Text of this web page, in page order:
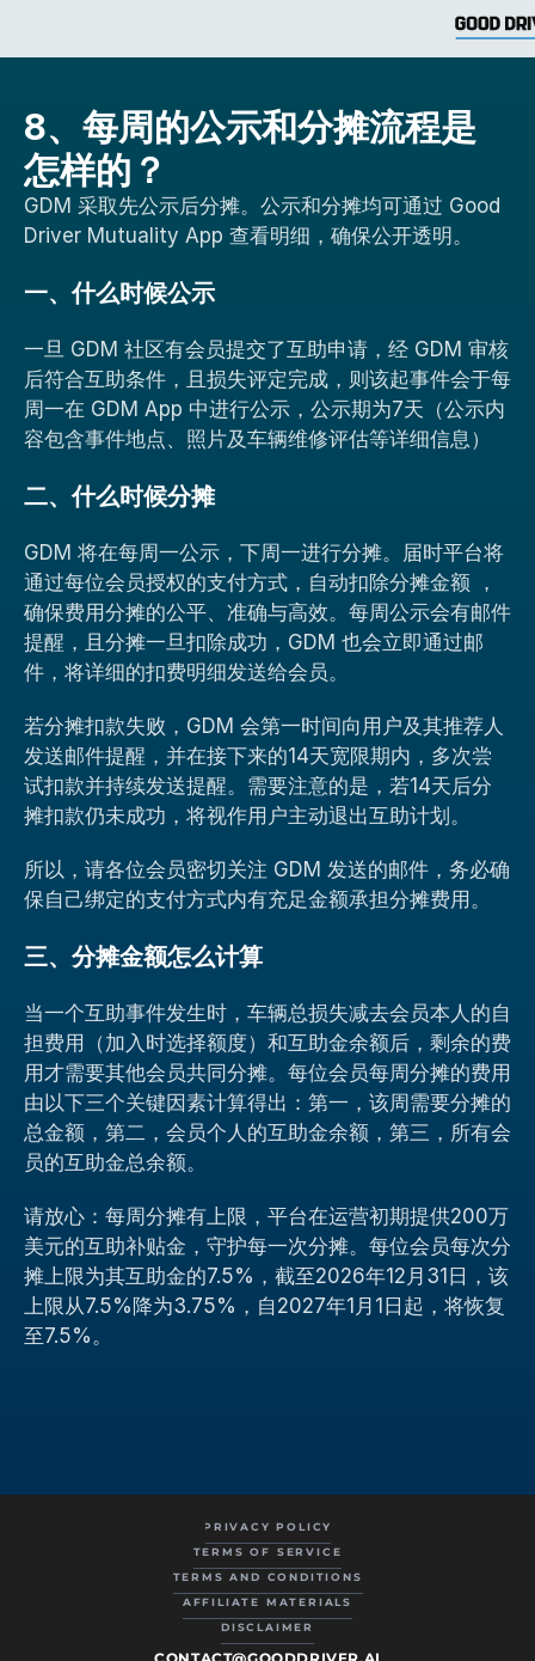
8、每周的公示和分摊流程是
怎样的？
GDM 采取先公示后分摊。公示和分摊均可通过 Good
Driver Mutuality App 查看明细，确保公开透明。
一、什么时候公示
一旦 GDM 社区有会员提交了互助申请，经 GDM 审核
后符合互助条件，且损失评定完成，则该起事件会于每
周一在 GDM App 中进行公示，公示期为7天（公示内
容包含事件地点、照片及车辆维修评估等详细信息）
二、什么时候分摊
GDM 将在每周一公示，下周一进行分摊。届时平台将
通过每位会员授权的支付方式，自动扣除分摊金额 ，
确保费用分摊的公平、准确与高效。每周公示会有邮件
提醒，且分摊一旦扣除成功，GDM 也会立即通过邮
件，将详细的扣费明细发送给会员。
若分摊扣款失败，GDM 会第一时间向用户及其推荐人
发送邮件提醒，并在接下来的14天宽限期内，多次尝
试扣款并持续发送提醒。需要注意的是，若14天后分
摊扣款仍未成功，将视作用户主动退出互助计划。
所以，请各位会员密切关注 GDM 发送的邮件，务必确
保自己绑定的支付方式内有充足金额承担分摊费用。
三、分摊金额怎么计算
当一个互助事件发生时，车辆总损失减去会员本人的自
担费用（加入时选择额度）和互助金余额后，剩余的费
用才需要其他会员共同分摊。每位会员每周分摊的费用
由以下三个关键因素计算得出：第一，该周需要分摊的
总金额，第二，会员个人的互助金余额，第三，所有会
员的互助金总余额。
请放心：每周分摊有上限，平台在运营初期提供200万
美元的互助补贴金，守护每一次分摊。每位会员每次分
摊上限为其互助金的7.5%，截至2026年12月31日，该
上限从7.5%降为3.75%，自2027年1月1日起，将恢复
至7.5%。
PRIVACY POLICY
TERMS OF SERVICE
TERMS AND CONDITIONS
AFFILIATE MATERIALS
DISCLAIMER